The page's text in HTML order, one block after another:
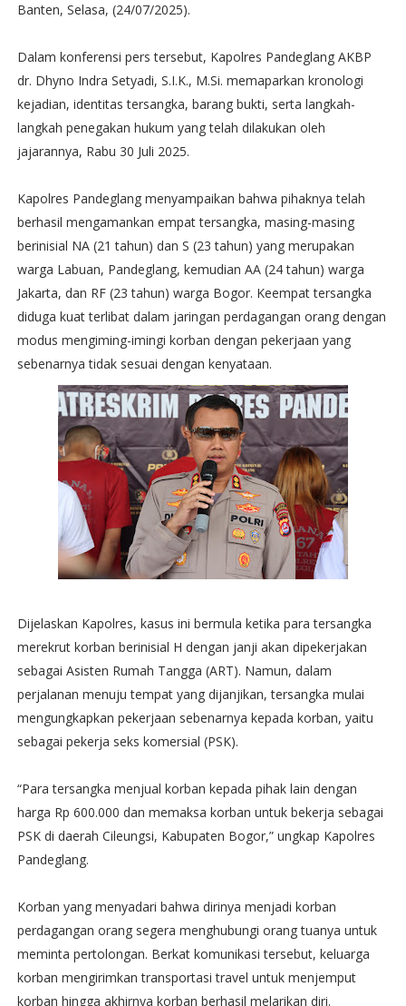
Banten, Selasa, (24/07/2025).
Dalam konferensi pers tersebut, Kapolres Pandeglang AKBP
dr. Dhyno Indra Setyadi, S.I.K., M.Si. memaparkan kronologi
kejadian, identitas tersangka, barang bukti, serta langkah-
langkah penegakan hukum yang telah dilakukan oleh
jajarannya, Rabu 30 Juli 2025.
Kapolres Pandeglang menyampaikan bahwa pihaknya telah
berhasil mengamankan empat tersangka, masing-masing
berinisial NA (21 tahun) dan S (23 tahun) yang merupakan
warga Labuan, Pandeglang, kemudian AA (24 tahun) warga
Jakarta, dan RF (23 tahun) warga Bogor. Keempat tersangka
diduga kuat terlibat dalam jaringan perdagangan orang dengan
modus mengiming-imingi korban dengan pekerjaan yang
sebenarnya tidak sesuai dengan kenyataan.
Dijelaskan Kapolres, kasus ini bermula ketika para tersangka
merekrut korban berinisial H dengan janji akan dipekerjakan
sebagai Asisten Rumah Tangga (ART). Namun, dalam
perjalanan menuju tempat yang dijanjikan, tersangka mulai
mengungkapkan pekerjaan sebenarnya kepada korban, yaitu
sebagai pekerja seks komersial (PSK).
“Para tersangka menjual korban kepada pihak lain dengan
harga Rp 600.000 dan memaksa korban untuk bekerja sebagai
PSK di daerah Cileungsi, Kabupaten Bogor,” ungkap Kapolres
Pandeglang.
Korban yang menyadari bahwa dirinya menjadi korban
perdagangan orang segera menghubungi orang tuanya untuk
meminta pertolongan. Berkat komunikasi tersebut, keluarga
korban mengirimkan transportasi travel untuk menjemput
korban hingga akhirnya korban berhasil melarikan diri.